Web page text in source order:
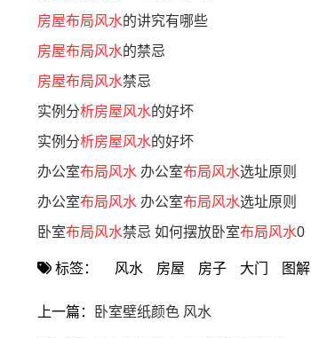
房屋布局风水的讲究有哪些
房屋布局风水的禁忌
房屋布局风水禁忌
实例分析房屋风水的好坏
实例分析房屋风水的好坏
办公室布局风水 办公室布局风水选址原则
办公室布局风水 办公室布局风水选址原则
卧室布局风水禁忌 如何摆放卧室布局风水0
标签： 风水 房屋 房子 大门 图解
上一篇： 卧室壁纸颜色 风水